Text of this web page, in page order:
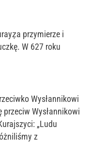
przymierze i
W 627 roku
Wysłannikowi
Wysłannikowi
„Ludu
z